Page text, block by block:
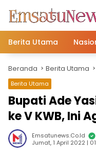
konten
Berita Utama
Beranda Berita Utama
Berita Utama
Bupati Ade
ke V KWB, Ini
Emsatunews.co.id
Jumat, 1 April 2022 |